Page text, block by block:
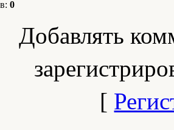
: 0
Добавлять
[